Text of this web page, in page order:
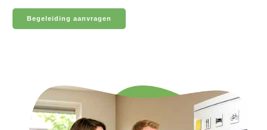
Begeleiding aanvragen